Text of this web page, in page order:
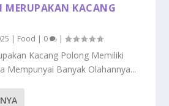
MERUPAKAN KACANG
| Food | 0 |
Kacang Polong Memiliki
Mempunyai Banyak Olahannya...